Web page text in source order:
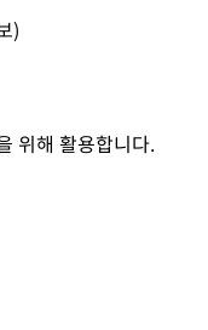
)
위해 활용합니다.